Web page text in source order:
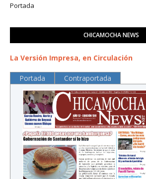
Portada
CHICAMOCHA NEWS
La Versión Impresa, en Circulación
Portada Contraportada